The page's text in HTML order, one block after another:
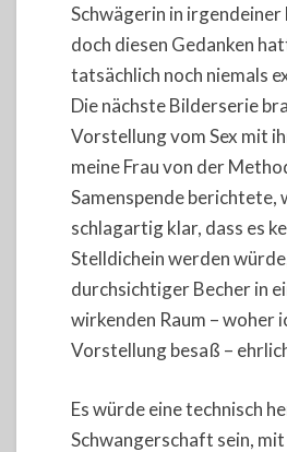
Schwägerin in
doch diesen Gedanken
tatsächlich noch niemals
Die nächste Bilderserie
Vorstellung vom Sex mit
meine Frau von der
Samenspende berichtete,
schlagartig klar, dass es
Stelldichein werden
durchsichtiger Becher in
wirkenden Raum – woher
Vorstellung besaß –
Es würde eine technisch
Schwangerschaft sein,